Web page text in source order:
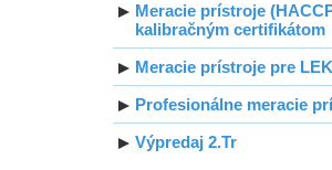
Meracie prístroje
kalibračným certifikátom
Meracie prístroje pre
Profesionálne meracie
Výpredaj 2.Tr